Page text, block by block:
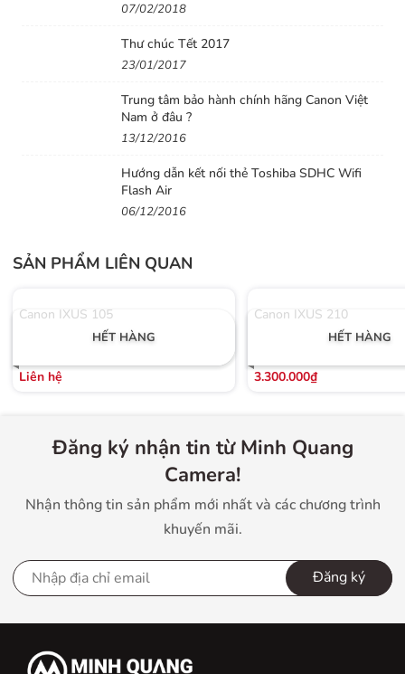
07/02/2018
Thư chúc Tết 2017
23/01/2017
Trung tâm bảo hành chính hãng Canon Việt
Nam ở đâu ?
13/12/2016
Hướng dẫn kết nối thẻ Toshiba SDHC Wifi
Flash Air
06/12/2016
SẢN PHẨM LIÊN QUAN
HẾT HÀNG
Canon IXUS 105
Liên hệ
HẾT HÀNG
Canon IXUS 210
3.300.000₫
Đăng ký nhận tin từ Minh Quang
Camera!
Nhận thông tin sản phẩm mới nhất và các chương trình
khuyến mãi.
Đăng ký